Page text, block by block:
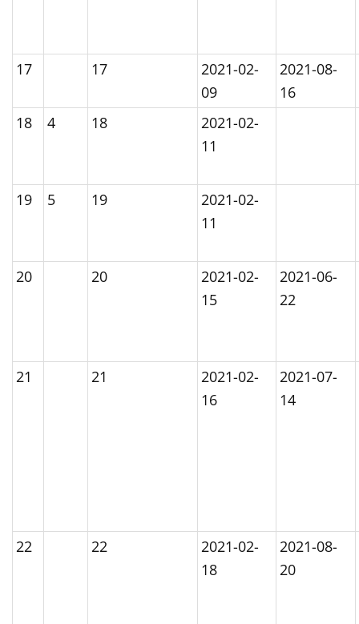
17 17
2021-02-
09
2021-08-
16
18
4 18
2021-02-
11
19 5 19
2021-02-
11
20 20
2021-02-
15
2021-06-
22
21 21
2021-02-
16
2021-07-
14
22 22
2021-02-
18
2021-08-
20